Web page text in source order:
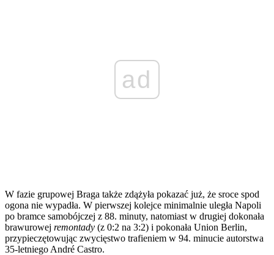
ad
W fazie grupowej Braga także zdążyła pokazać już, że sroce spod
ogona nie wypadła. W pierwszej kolejce minimalnie uległa Napoli
po bramce samobójczej z 88. minuty, natomiast w drugiej dokonała
brawurowej remontady (z 0:2 na 3:2) i pokonała Union Berlin,
przypieczętowując zwycięstwo trafieniem w 94. minucie autorstwa
35-letniego André Castro.